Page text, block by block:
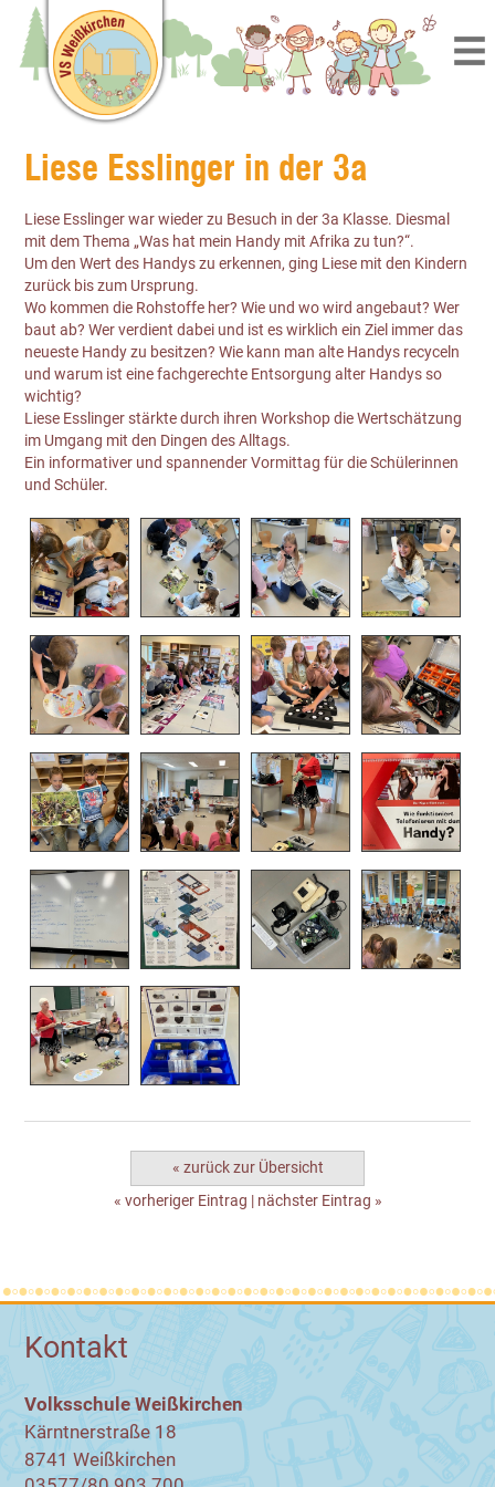
Liese Esslinger in der 3a
Liese Esslinger war wieder zu Besuch in der 3a Klasse. Diesmal
mit dem Thema „Was hat mein Handy mit Afrika zu tun?“.
Um den Wert des Handys zu erkennen, ging Liese mit den Kindern
zurück bis zum Ursprung.
Wo kommen die Rohstoffe her? Wie und wo wird angebaut? Wer
baut ab? Wer verdient dabei und ist es wirklich ein Ziel immer das
neueste Handy zu besitzen? Wie kann man alte Handys recyceln
und warum ist eine fachgerechte Entsorgung alter Handys so
wichtig?
Liese Esslinger stärkte durch ihren Workshop die Wertschätzung
im Umgang mit den Dingen des Alltags.
Ein informativer und spannender Vormittag für die Schülerinnen
und Schüler.
« zurück zur Übersicht
« vorheriger Eintrag | nächster Eintrag »
Kontakt
Volksschule Weißkirchen
Kärntnerstraße 18
8741 Weißkirchen